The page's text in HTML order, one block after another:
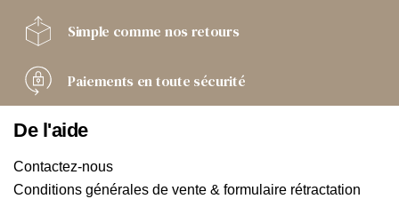
Simple comme nos retours
Paiements en toute sécurité
De l'aide
Contactez-nous
Conditions générales de vente & formulaire rétractation